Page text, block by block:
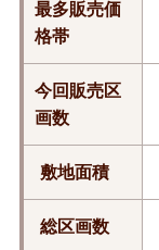
最多販売価
格帯
今回販売区
画数
敷地面積
総区画数